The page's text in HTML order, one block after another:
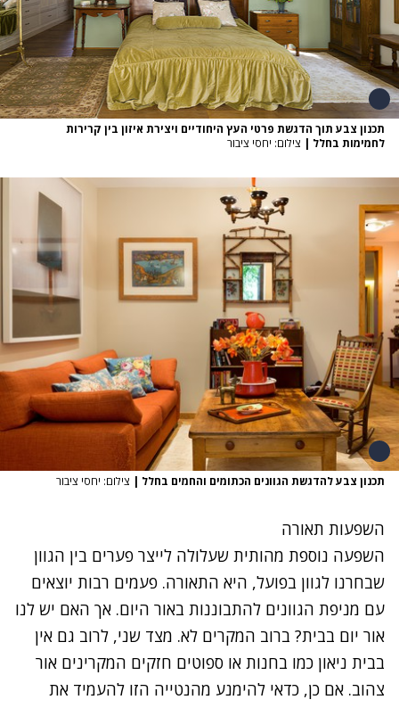
תכנון צבע תוך הדגשת פרטי העץ היחודיים ויצירת איזון בין קרירות
לחמימות בחלל | צילום: יחסי ציבור
תכנון צבע להדגשת הגוונים הכתומים והחמים בחלל | צילום: יחסי ציבור
השפעות תאורה
השפעה נוספת מהותית שעלולה לייצר פערים בין הגוון
שבחרנו לגוון בפועל, היא התאורה. פעמים רבות יוצאים
עם מניפת הגוונים להתבוננות באור היום. אך האם יש לנו
אור יום בבית? ברוב המקרים לא. מצד שני, לרוב גם אין
בבית ניאון כמו בחנות או ספוטים חזקים המקרינים אור
צהוב. אם כן, כדאי להימנע מהנטייה הזו להעמיד את